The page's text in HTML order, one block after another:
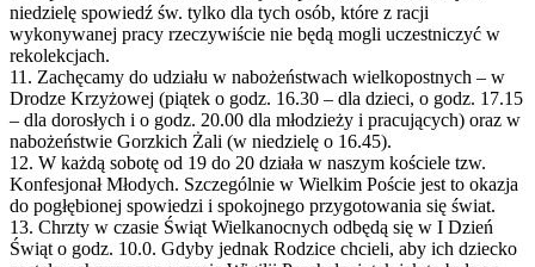
niedzielę spowiedź św. tylko dla tych osób, które z racji
wykonywanej pracy rzeczywiście nie będą mogli uczestniczyć w
rekolekcjach.
11. Zachęcamy do udziału w nabożeństwach wielkopostnych – w
Drodze Krzyżowej (piątek o godz. 16.30 – dla dzieci, o godz. 17.15
– dla dorosłych i o godz. 20.00 dla młodzieży i pracujących) oraz w
nabożeństwie Gorzkich Żali (w niedzielę o 16.45).
12. W każdą sobotę od 19 do 20 działa w naszym kościele tzw.
Konfesjonał Młodych. Szczególnie w Wielkim Poście jest to okazja
do pogłębionej spowiedzi i spokojnego przygotowania się świat.
13. Chrzty w czasie Świąt Wielkanocnych odbędą się w I Dzień
Świąt o godz. 10.0. Gdyby jednak Rodzice chcieli, aby ich dziecko